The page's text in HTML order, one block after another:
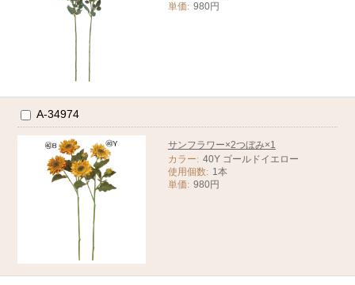
単価: 980円
A-34974
サンフラワー×2つぼみ×1
カラー: 40Y ゴールドイエロー
使用個数: 1本
単価: 980円